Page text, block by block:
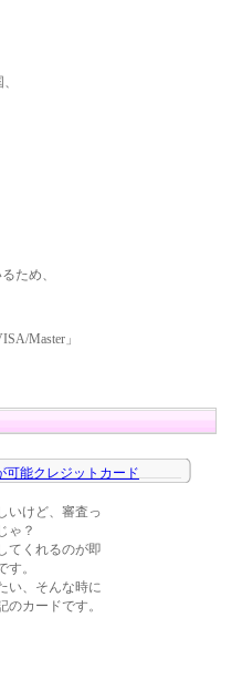
ため、
Master」
可能クレジットカード
いけど、審査っ
ゃ？
てくれるのが即
す。
い、そんな時に
のカードです。